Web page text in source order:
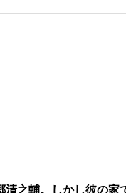
清之輔。しかし彼の